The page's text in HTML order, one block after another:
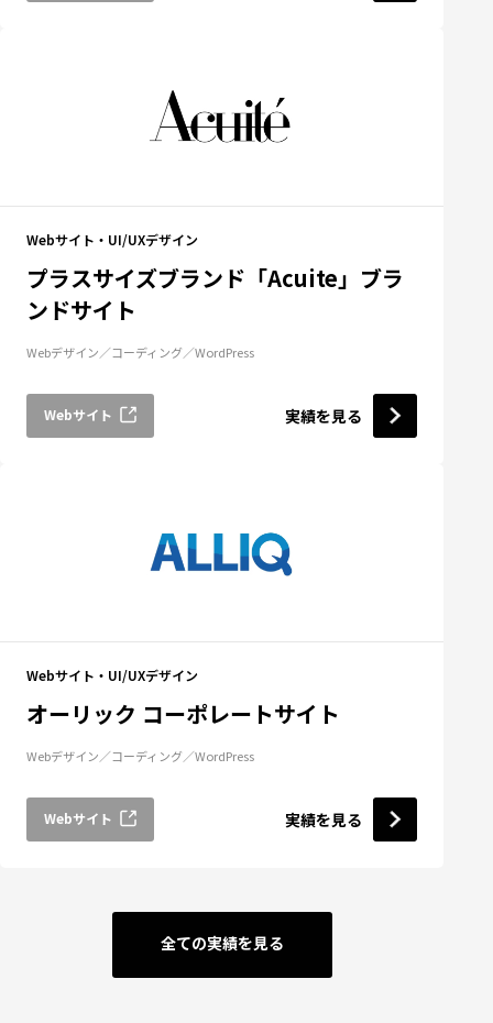
Webサイト・UI/UXデザイン
プラスサイズブランド「Acuite」ブラ
ンドサイト
Webデザイン コーディング WordPress
Webサイト 実績を見る
Webサイト・UI/UXデザイン
オーリック コーポレートサイト
Webデザイン コーディング WordPress
Webサイト 実績を見る
全ての実績を見る